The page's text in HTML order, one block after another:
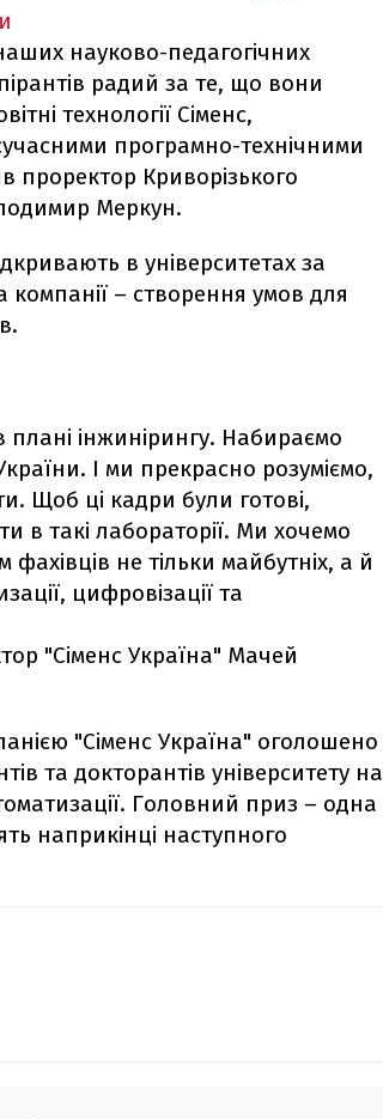
науково-педагогічних
радий за те, що вони
технології Сіменс,
програмно-технічними
проректор Криворізького
Меркун.
в університетах за
– створення умов для
інжинірингу. Набираємо
І ми прекрасно розуміємо,
Щоб ці кадри були готові,
в такі лабораторії. Ми хочемо
фахівців не тільки майбутніх, а й
цифровізації та
"Сіменс Україна" Мачей
"Сіменс Україна" оголошено
та докторантів університету на
Головний приз – одна
наприкінці наступного